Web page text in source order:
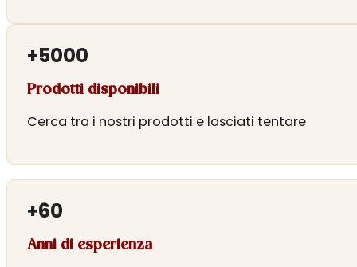
+5000
Prodotti disponibili
Cerca tra i nostri prodotti e lasciati tentare
+60
Anni di esperienza